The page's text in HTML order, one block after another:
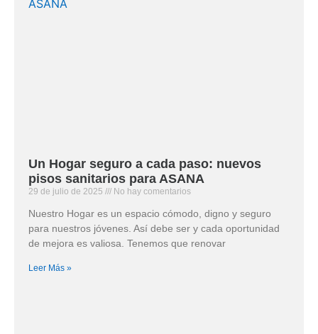
Un Hogar seguro a cada paso: nuevos
pisos sanitarios para ASANA
29 de julio de 2025 No hay comentarios
Nuestro Hogar es un espacio cómodo, digno y seguro
para nuestros jóvenes. Así debe ser y cada oportunidad
de mejora es valiosa. Tenemos que renovar
Leer Más »